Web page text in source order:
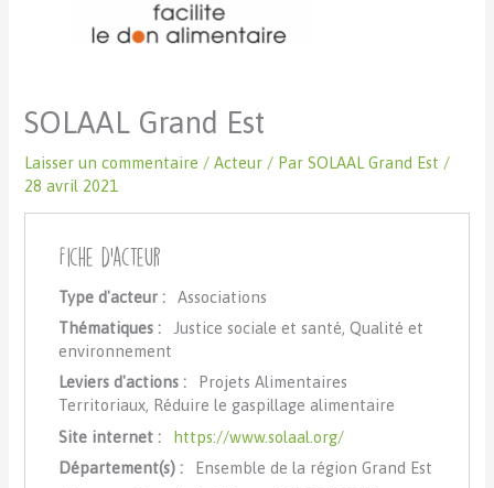
SOLAAL Grand Est
Laisser un commentaire /Acteur / ParSOLAAL Grand Est /
28 avril 2021
Fiche d'acteur
Type d'acteur :
Associations
Thématiques :
Justice sociale et santé, Qualité et
environnement
Leviers d'actions :
Projets Alimentaires
Territoriaux, Réduire le gaspillage alimentaire
Site internet :
https://www.solaal.org/
Département(s) :
Ensemble de la région Grand Est